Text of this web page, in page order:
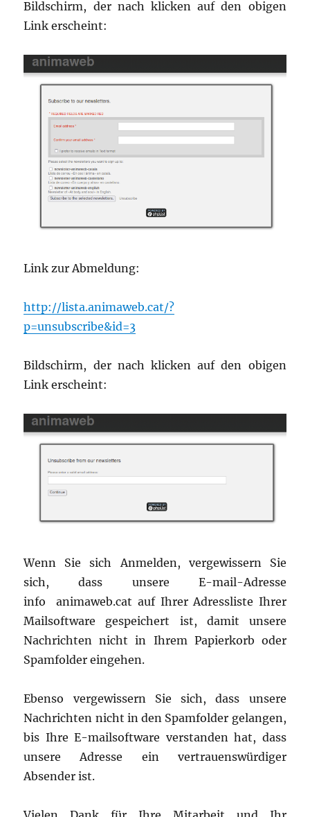
Bildschirm, der nach klicken auf den obigen
Link erscheint:
Link zur Abmeldung:
http://lista.animaweb.cat/?
p=unsubscribe&id=3
Bildschirm, der nach klicken auf den obigen
Link erscheint:
Wenn Sie sich Anmelden, vergewissern Sie
sich, dass unsere E-mail-Adresse
info animaweb.cat auf Ihrer Adressliste Ihrer
Mailsoftware gespeichert ist, damit unsere
Nachrichten nicht in Ihrem Papierkorb oder
Spamfolder eingehen.
Ebenso vergewissern Sie sich, dass unsere
Nachrichten nicht in den Spamfolder gelangen,
bis Ihre E-mailsoftware verstanden hat, dass
unsere Adresse ein vertrauenswürdiger
Absender ist.